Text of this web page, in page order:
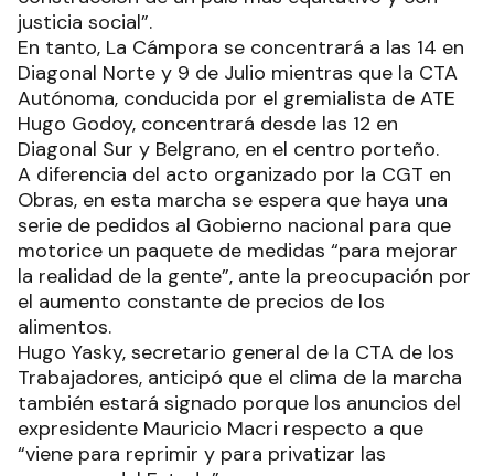
justicia social”.
En tanto, La Cámpora se concentrará a las 14 en
Diagonal Norte y 9 de Julio mientras que la CTA
Autónoma, conducida por el gremialista de ATE
Hugo Godoy, concentrará desde las 12 en
Diagonal Sur y Belgrano, en el centro porteño.
A diferencia del acto organizado por la CGT en
Obras, en esta marcha se espera que haya una
serie de pedidos al Gobierno nacional para que
motorice un paquete de medidas “para mejorar
la realidad de la gente”, ante la preocupación por
el aumento constante de precios de los
alimentos.
Hugo Yasky, secretario general de la CTA de los
Trabajadores, anticipó que el clima de la marcha
también estará signado porque los anuncios del
expresidente Mauricio Macri respecto a que
“viene para reprimir y para privatizar las